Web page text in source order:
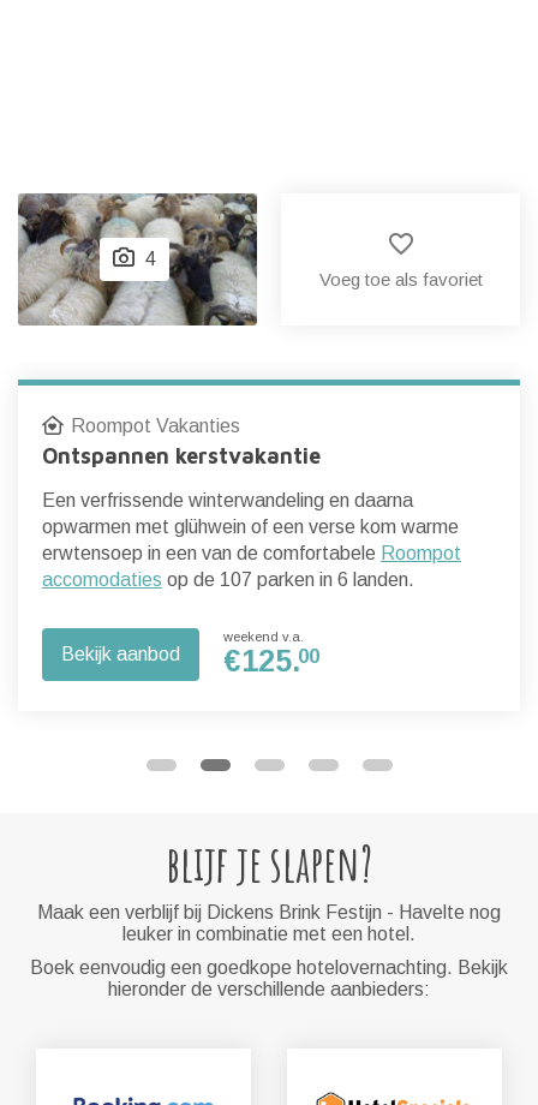
4
favorite_border
Voeg toe als favoriet
Roompot Vakanties
Ontspannen kerstvakantie
Een verfrissende winterwandeling en daarna
opwarmen met glühwein of een verse kom warme
erwtensoep in een van de comfortabele Roompot
accomodaties op de 107 parken in 6 landen.
Bekijk aanbod
weekend v.a.
€125.00
blijf je slapen?
Maak een verblijf bij Dickens Brink Festijn - Havelte nog
leuker in combinatie met een hotel.
Boek eenvoudig een goedkope hotelovernachting. Bekijk
hieronder de verschillende aanbieders: